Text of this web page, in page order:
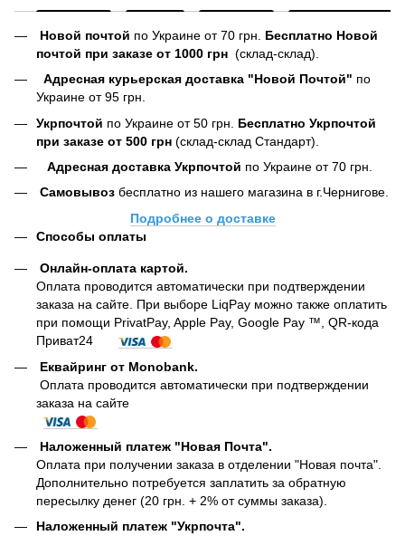
Новой почтой по Украине от 70 грн. Бесплатно Новой
почтой при заказе от 1000 грн (склад-склад).
Адресная курьерская доставка "Новой Почтой" по
Украине от 95 грн.
Укрпочтой по Украине от 50 грн. Бесплатно Укрпочтой
при заказе от 500 грн (склад-склад Стандарт).
Адресная доставка Укрпочтой по Украине от 70 грн.
Самовывоз бесплатно из нашего магазина в г.Чернигове.
Подробнее о доставке
Способы оплаты
Онлайн-оплата картой.
Оплата проводится автоматически при подтверждении
заказа на сайте. При выборе LiqPay можно также оплатить
при помощи PrivatPay, Apple Pay, Google Pay ™, QR-кода
Приват24
Еквайринг от Monobank.
Оплата проводится автоматически при подтверждении
заказа на сайте
Наложенный платеж "Новая Почта".
Оплата при получении заказа в отделении "Новая почта".
Дополнительно потребуется заплатить за обратную
пересылку денег (20 грн. + 2% от суммы заказа).
Наложенный платеж "Укрпочта".